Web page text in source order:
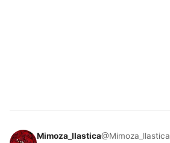
Mimoza_llastica@Mimoza_llastica